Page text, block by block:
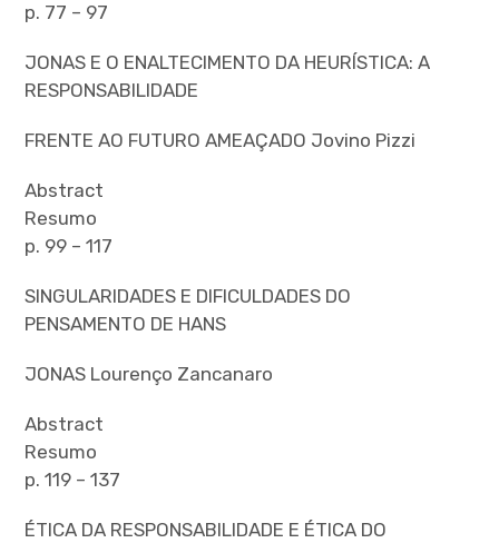
p. 77 – 97
JONAS E O ENALTECIMENTO DA HEURÍSTICA: A
RESPONSABILIDADE
FRENTE AO FUTURO AMEAÇADO Jovino Pizzi
Abstract
Resumo
p. 99 – 117
SINGULARIDADES E DIFICULDADES DO
PENSAMENTO DE HANS
JONAS Lourenço Zancanaro
Abstract
Resumo
p. 119 – 137
ÉTICA DA RESPONSABILIDADE E ÉTICA DO